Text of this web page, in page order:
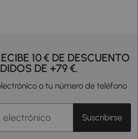
10 € DE DESCUENTO
DE +79 €.
o tu número de teléfono
Suscribirse